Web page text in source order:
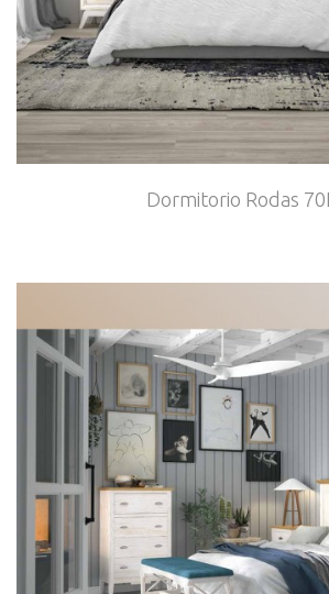
Dormitorio Rodas